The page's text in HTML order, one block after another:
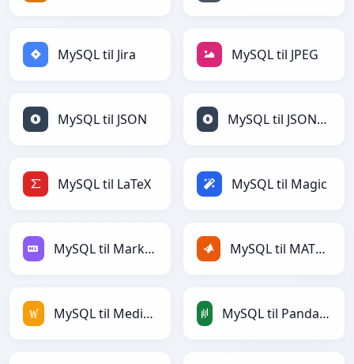
MySQL til Jira MySQL til JPEG
MySQL til JSON MySQL til JSONLines
MySQL til LaTeX MySQL til Magic
MySQL til Markdown MySQL til MATLAB
MySQL til MediaWiki MySQL til PandasDataFrame